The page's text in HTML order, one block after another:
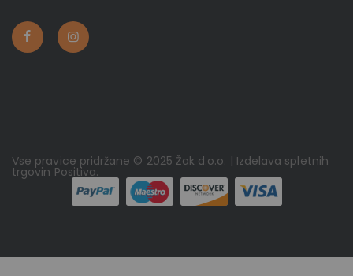
Vse pravice pridržane © 2025 Žak d.o.o. | Izdelava spletnih
trgovin Positiva.